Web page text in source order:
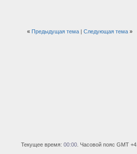
« Предыдущая тема| Следующая тема »
Текущее время: 00:00 . Часовой пояс GMT +4.